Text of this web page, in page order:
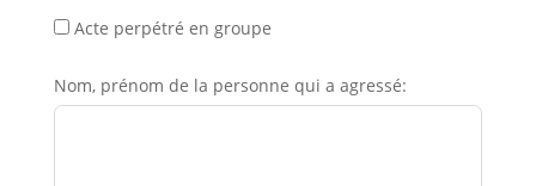
Acte perpétré en groupe
Nom, prénom de la personne qui a agressé: